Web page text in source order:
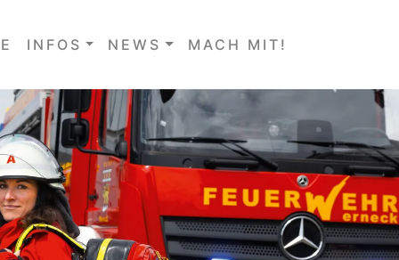
INFOS NEWS MACH MIT!